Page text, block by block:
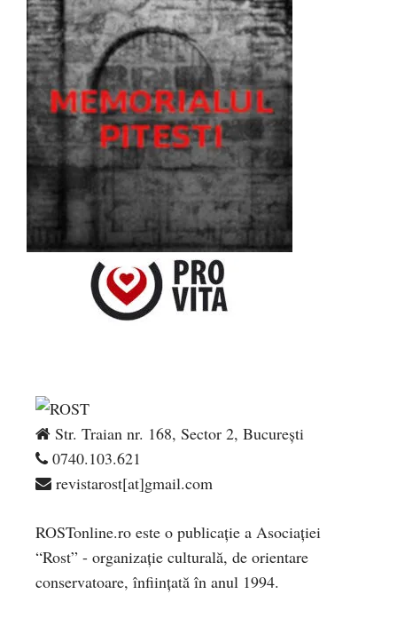
Str. Traian nr. 168, Sector 2, București
0740.103.621
revistarost[at]gmail.com
ROSTonline.ro este o publicaţie a Asociaţiei
“Rost” - organizaţie culturală, de orientare
conservatoare, înfiinţată în anul 1994.